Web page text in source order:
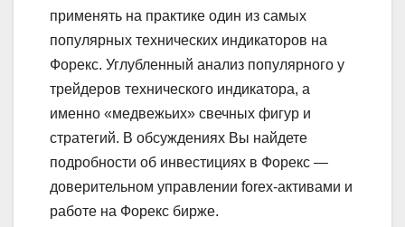
применять на практике один из самых
популярных технических индикаторов на
Форекс. Углубленный анализ популярного у
трейдеров технического индикатора, а
именно «медвежьих» свечных фигур и
стратегий. В обсуждениях Вы найдете
подробности об инвестициях в Форекс —
доверительном управлении forex-активами и
работе на Форекс бирже.